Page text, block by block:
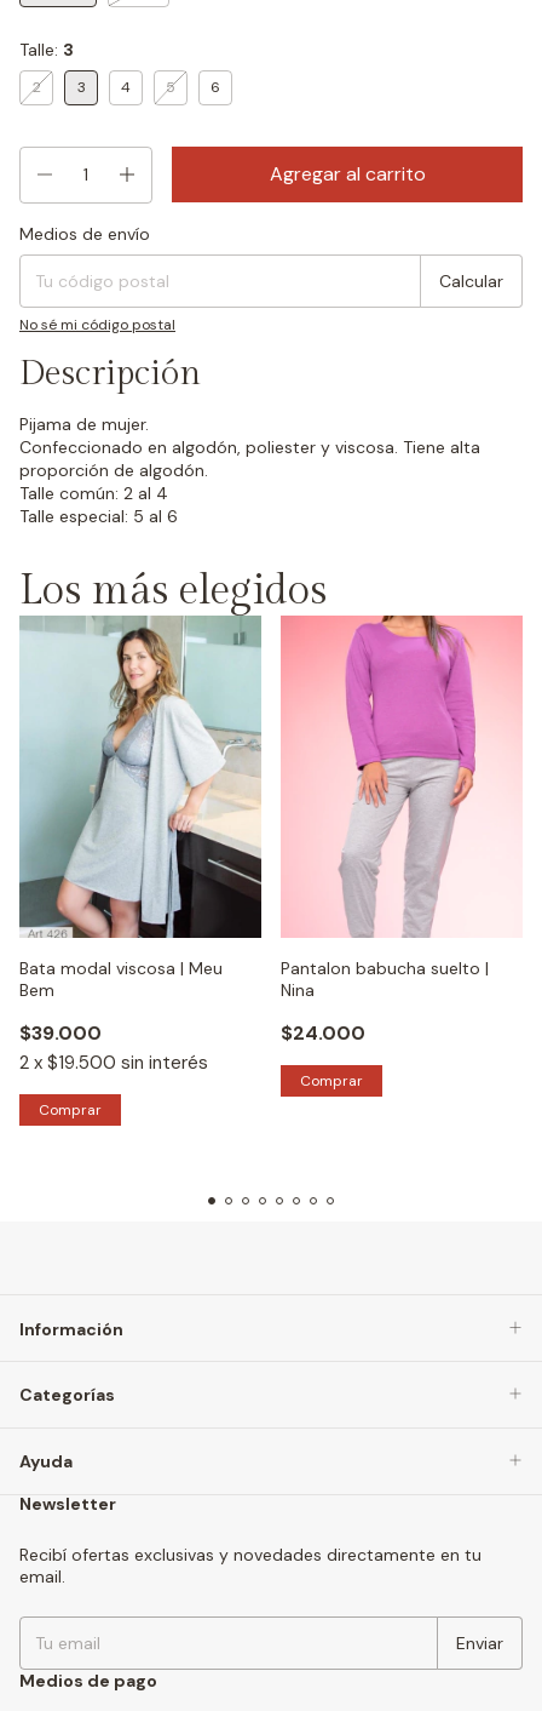
Talle: 3
2 3 4 5 6
Entregas para el CP:
Medios de envío
Calcular
No sé mi código postal
Descripción
Pijama de mujer.
Confeccionado en algodón, poliester y viscosa. Tiene alta
proporción de algodón.
Talle común: 2 al 4
Talle especial: 5 al 6
Los más elegidos
Bata modal viscosa | Meu
Bem
$39.000
2 x $19.500 sin interés
Comprar
Pantalon babucha suelto |
Nina
$24.000
Comprar
Información
Categorías
Ayuda
Newsletter
Recibí ofertas exclusivas y novedades directamente en tu
email.
Medios de pago